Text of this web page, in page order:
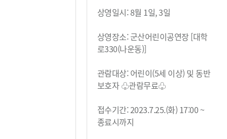
상영일시: 8월 1일, 3일
상영장소: 군산어린이공연장 [대학
로330(나운동)]
관람대상: 어린이(5세 이상) 및 동반
보호자 ♧관람무료♧
접수기간: 2023.7.25.(화) 17:00 ~
종료시까지